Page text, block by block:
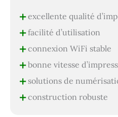
+excellente qualité
+facilité d’utilisation
+connexion WiFi stable
+bonne vitesse
+solutions de
+construction robuste